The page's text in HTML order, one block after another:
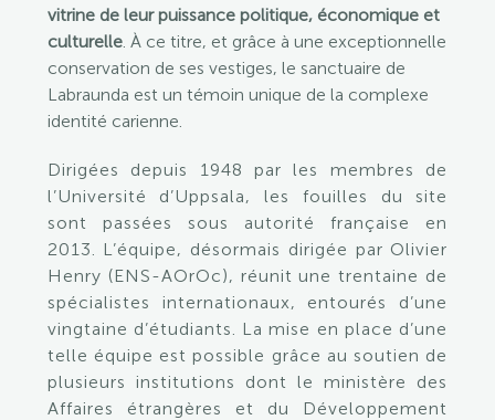
vitrine de leur puissance politique, économique et
culturelle. À ce titre, et grâce à une exceptionnelle
conservation de ses vestiges, le sanctuaire de
Labraunda est un témoin unique de la complexe
identité carienne.
Dirigées depuis 1948 par les membres de
l’Université d’Uppsala, les fouilles du site
sont passées sous autorité française en
2013. L’équipe, désormais dirigée par Olivier
Henry (ENS-AOrOc), réunit une trentaine de
spécialistes internationaux, entourés d’une
vingtaine d’étudiants. La mise en place d’une
telle équipe est possible grâce au soutien de
plusieurs institutions dont le ministère des
Affaires étrangères et du Développement